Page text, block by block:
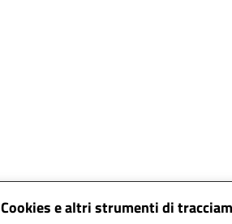
Cookies e altri strumenti di